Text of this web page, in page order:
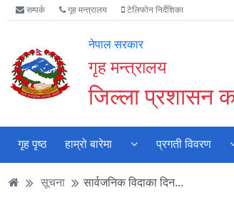
Accessibility
Mode
गर्नुहोस्
मुख्य
सामाग्री
मुख्य
नेभिगेसन
वेबसाइट
खोजमा
सम्पर्क गृह मन्त्रालय टेलिफोन निर्देशिका
नेपाल सरकार
गृह मन्त्रालय
जिल्ला प्रशासन
गृह पृष्ठ हाम्रो बारेमा प्रगती विवरण
सूचना सार्वजनिक विदाका दिन...